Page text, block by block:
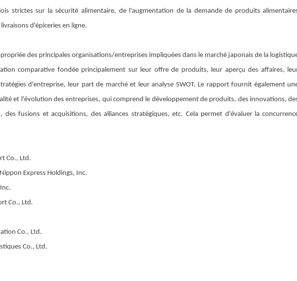
strictes sur la sécurité alimentaire, de l'augmentation de la demande de produits
d'épiceries en ligne.
des principales organisations/entreprises impliquées dans le marché japonais de la
comparative fondée principalement sur leur offre de produits, leur aperçu des affaires,
d'entreprise, leur part de marché et leur analyse SWOT. Le rapport fournit également
et l'évolution des entreprises, qui comprend le développement de produits, des innovations,
des fusions et acquisitions, des alliances stratégiques, etc. Cela permet d'évaluer la
Co., Ltd.
Express Holdings, Inc.
Co., Ltd.
Co., Ltd.
Co., Ltd.